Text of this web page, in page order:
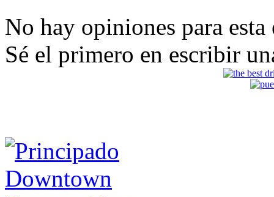
No hay opiniones para esta
Sé el primero en escribir